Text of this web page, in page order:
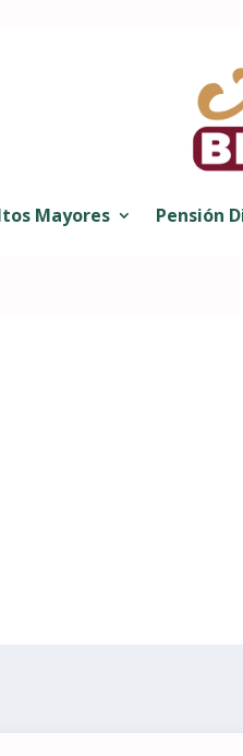
Mayores Pensión